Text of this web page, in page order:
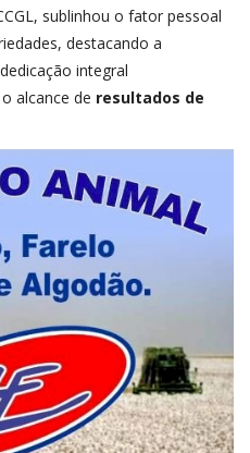
sublinhou o fator pessoal
destacando a
integral
alcance de resultados de